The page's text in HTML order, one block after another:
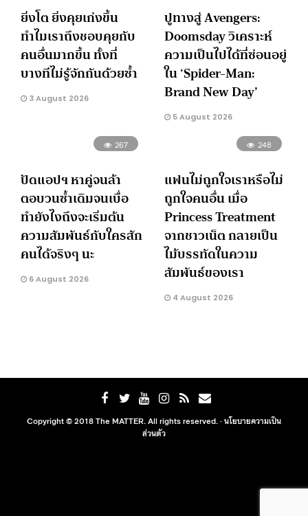
ยิ่งโต ยิ่งคุยเก่งขึ้น
ทำไมเราถึงชอบคุยกับ
คนอื่นมากขึ้น ทั้งที่
บางทีไม่รู้จักกันด้วยซ้ำ
3 August 2026
ปูทางสู่ Avengers:
Doomsday วิเคราะห์
ความเป็นไปได้ที่ซ่อนอยู่
ใน ‘Spider-Man:
Brand New Day’
5 August 2026
267
ปัดแอปฯ หาคู่จนล้า
ตอบวนซ้ำเดิมจนเบื่อ
ทำยังไงถึงจะเริ่มต้น
ความสัมพันธ์กับใครสัก
คนได้จริงๆ นะ
6 August 2026
248
แฟนไม่ถูกใจเราหรือไม่
ถูกใจคนอื่น เมื่อ
Princess Treatment
จากชาวเน็ต กลายเป็น
ไม้บรรทัดในความ
สัมพันธ์ของเรา
4 August 2026
Copyright © 2018 The MATTER. All rights reserved. ·นโยบายความเป็น
ส่วนตัว